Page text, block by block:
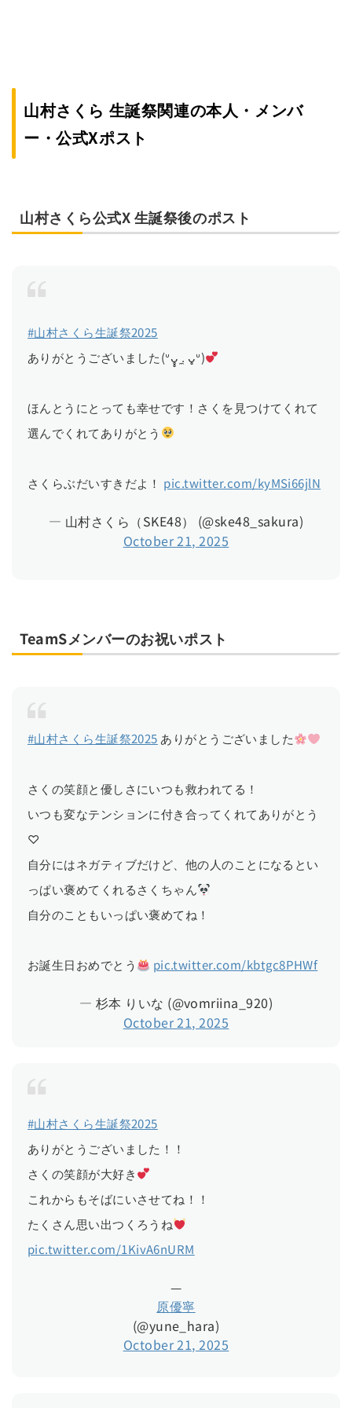
山村さくら 生誕祭関連の本人・メンバ
ー・公式Xポスト
山村さくら公式X 生誕祭後のポスト
#山村さくら生誕祭2025
ありがとうございました(ᐡᴗ̥̥ .̼ ᴗ̥ᐡ)
ほんとうにとっても幸せです！さくを見つけてくれて
選んでくれてありがとう
さくらぶだいすきだよ！ pic.twitter.com/kyMSi66jlN
— 山村さくら（SKE48） (@ske48_sakura)
October 21, 2025
TeamSメンバーのお祝いポスト
#山村さくら生誕祭2025 ありがとうございました
さくの笑顔と優しさにいつも救われてる！
いつも変なテンションに付き合ってくれてありがとう
♡
自分にはネガティブだけど、他の人のことになるとい
っぱい褒めてくれるさくちゃん
自分のこともいっぱい褒めてね！
お誕生日おめでとう pic.twitter.com/kbtgc8PHWf
— 杉本 りいな (@vomriina_920)
October 21, 2025
#山村さくら生誕祭2025
ありがとうございました！！
さくの笑顔が大好き
これからもそばにいさせてね！！
たくさん思い出つくろうね
pic.twitter.com/1KivA6nURM
—
原優寧
(@yune_hara)
October 21, 2025